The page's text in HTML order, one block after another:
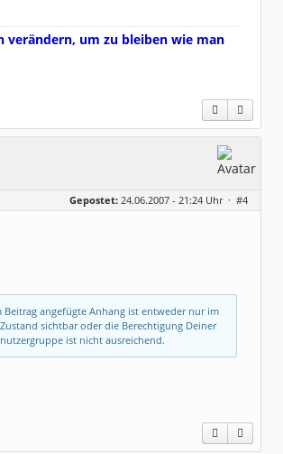
verändern, um zu bleiben wie man
Gepostet: 24.06.2007 - 21:24 Uhr · #4
Beitrag angefügte Anhang ist entweder nur im
sichtbar oder die Berechtigung Deiner
ist nicht ausreichend.